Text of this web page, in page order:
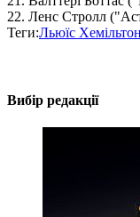
22. Ленс Стролл
Теги:Льюїс Хемільтон
Вибір редакції